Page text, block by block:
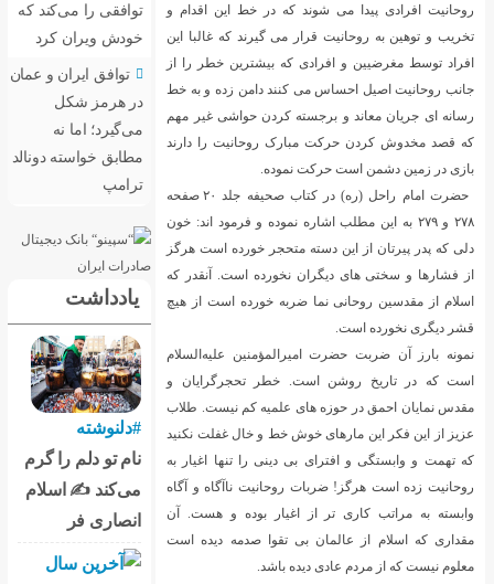
روحانیت افرادی پیدا می شوند که در خط این اقدام و
تخریب و توهین به روحانیت قرار می گیرند که غالبا این
افراد توسط مغرضیین و افرادی که بیشترین خطر را از
جانب روحانیت اصیل احساس می کنند دامن زده و به خط
رسانه ای جریان معاند و برجسته کردن حواشی غیر مهم
که قصد مخدوش کردن حرکت مبارک روحانیت را دارند
بازی در زمین دشمن است حرکت نموده.
حضرت امام راحل (ره) در کتاب صحیفه جلد ۲۰ صفحه
۲۷۸ و ۲۷۹ به این مطلب اشاره نموده و فرمود اند: خون
دلی که پدر پیرتان از این دسته متحجر خورده است هرگز
از فشارها و سختی های دیگران نخورده است. آنقدر که
اسلام از مقدسین روحانی نما ضربه خورده است از هیچ
قشر دیگری نخورده است.
نمونه بارز آن ضربت حضرت امیرالمؤمنین علیه‌السلام
است که در تاریخ روشن است. خطر تحجرگرایان و
مقدس نمایان احمق در حوزه های علمیه کم نیست. طلاب
عزیز از این فکر این مارهای خوش خط و خال غفلت نکنید
که تهمت و وابستگی و افترای بی دینی را تنها اغیار به
روحانیت زده است هرگز! ضربات روحانیت ناآگاه و آگاه
وابسته به مراتب کاری تر از اغیار بوده و هست. آن
مقداری که اسلام از عالمان بی تقوا صدمه دیده است
معلوم نیست که از مردم عادی دیده باشد.
توافقی را می‌کند که
خودش ویران کرد
توافق ایران و عمان
در هرمز شکل
می‌گیرد؛ اما نه
مطابق خواسته دونالد
ترامپ
یادداشت
#دلنوشته
نام تو دلم را گرم
می‌کند ✍️ اسلام
انصاری فر